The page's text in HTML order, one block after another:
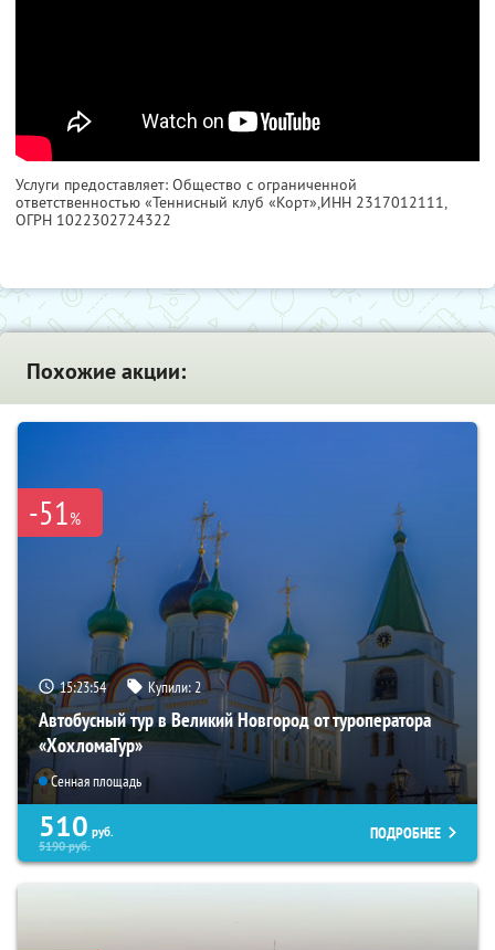
Услуги предоставляет: Общество с ограниченной
ответственностью «Теннисный клуб «Корт»,ИНН 2317012111,
ОГРН 1022302724322
Похожие акции:
-51%
15:23:53 Купили:2
Автобусный тур в Великий Новгород от туроператора
«ХохломаТур»
Сенная площадь
510 руб.
5190руб.
ПОДРОБНЕЕ